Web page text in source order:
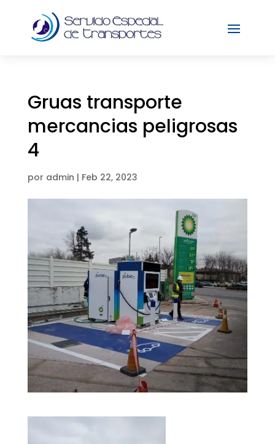
Gruas transporte
mercancias peligrosas
4
por admin | Feb 22, 2023